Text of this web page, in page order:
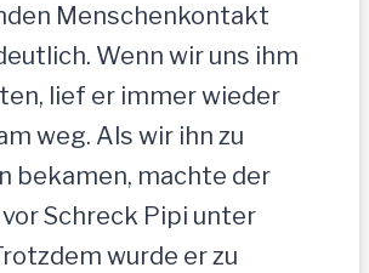
Menschenkontakt
Wenn wir uns ihm
lief er immer wieder
weg. Als wir ihn zu
bekamen, machte der
Schreck Pipi unter
wurde er zu